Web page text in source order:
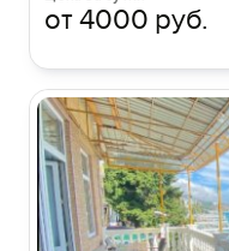
от 4000 руб.